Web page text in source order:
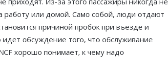
работу или домой. Само собой, люди отдают
причиной пробок при въезде и
обсуждение того, что обслуживание
хорошо понимает, к чему надо